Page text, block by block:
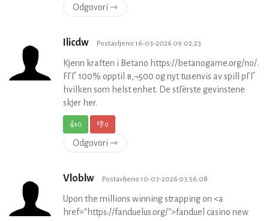
Odgovori ⇾
Ilicdw Postavljeno 16-03-2026 09:02:23
Kjenn kraften i Betano https://betanogame.org/no/.
FГҐ 100% opptil в‚¬500 og nyt tusenvis av spill pГҐ
hvilken som helst enhet. De stГёrste gevinstene
skjer her.
👍0 👎0
Odgovori ⇾
Vloblw Postavljeno 10-03-2026 03:56:08
Upon the millions winning strapping on <a
href="https://fanduelus.org/">fanduel casino new